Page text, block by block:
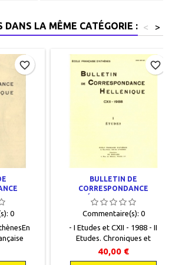
DANS LA MÊME CATÉGORIE : >
<
- I ET
0
25,5, 1067
Bon
favorite_border
BULLETIN DE
CORRESPONDANCE
HELLÉNIQUE - CXII - 1988
Commentaire(s): 0
- I Etudes et CXII - 1988 - II
Etudes. Chroniques et
rapportsEcole française
d'Athènes En français, Ecole
40,00 €
favorite_border